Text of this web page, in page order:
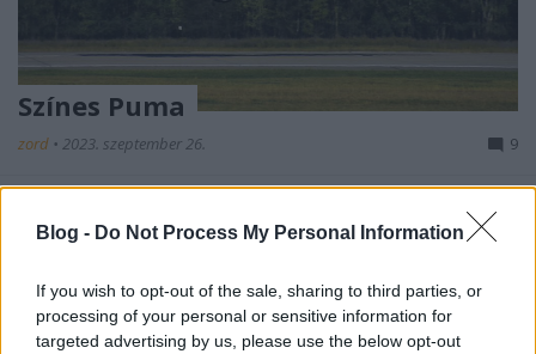
Blog - Do Not Process My Personal Information
If you wish to opt-out of the sale, sharing to third parties, or
processing of your personal or sensitive information for
targeted advertising by us, please use the below opt-out
Színes Puma
zord • 2023. szeptember 26. 9
A magyar Gripenek szürkék. A magyar Gripenek
szürkék? Az állítás nem, a kérdés jogos és rá a válasz
első gépünk, a 30-as először színes felségjeleket
kapott, sőt, repült is azokkal, s csak aztán nyerte el
normál, lo-vis őszürkeségét. Tökéletesen…